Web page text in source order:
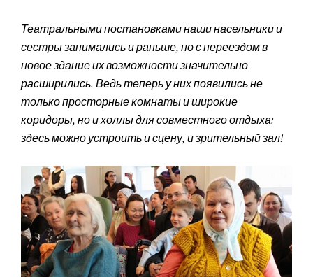
Театральными постановками наши насельники и
сестры занимались и раньше, но с переездом в
новое здание их возможности значительно
расширились. Ведь теперь у них появились не
только просторные комнаты и широкие
коридоры, но и холлы для совместного отдыха:
здесь можно устроить и сцену, и зрительный зал!